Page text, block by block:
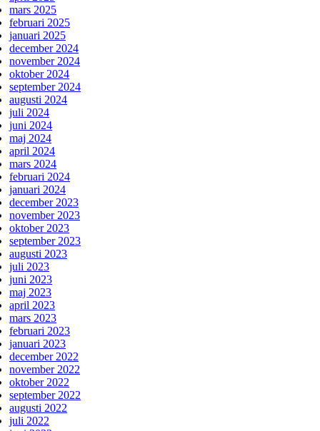
mars 2025
februari 2025
januari 2025
december 2024
november 2024
oktober 2024
september 2024
augusti 2024
juli 2024
juni 2024
maj 2024
april 2024
mars 2024
februari 2024
januari 2024
december 2023
november 2023
oktober 2023
september 2023
augusti 2023
juli 2023
juni 2023
maj 2023
april 2023
mars 2023
februari 2023
januari 2023
december 2022
november 2022
oktober 2022
september 2022
augusti 2022
juli 2022